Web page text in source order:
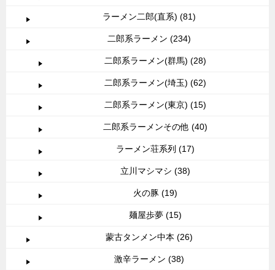
ラーメン二郎(直系) (81)
二郎系ラーメン (234)
二郎系ラーメン(群馬) (28)
二郎系ラーメン(埼玉) (62)
二郎系ラーメン(東京) (15)
二郎系ラーメンその他 (40)
ラーメン荘系列 (17)
立川マシマシ (38)
火の豚 (19)
麺屋歩夢 (15)
蒙古タンメン中本 (26)
激辛ラーメン (38)